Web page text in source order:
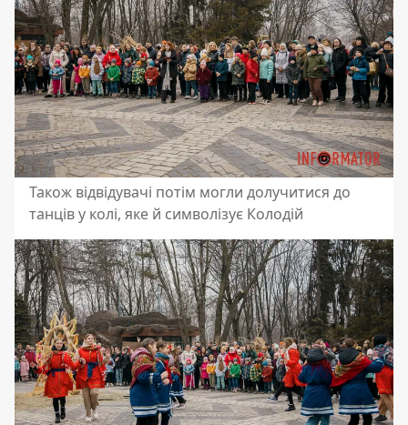
Також відвідувачі потім могли долучитися до
танців у колі, яке й символізує Колодій